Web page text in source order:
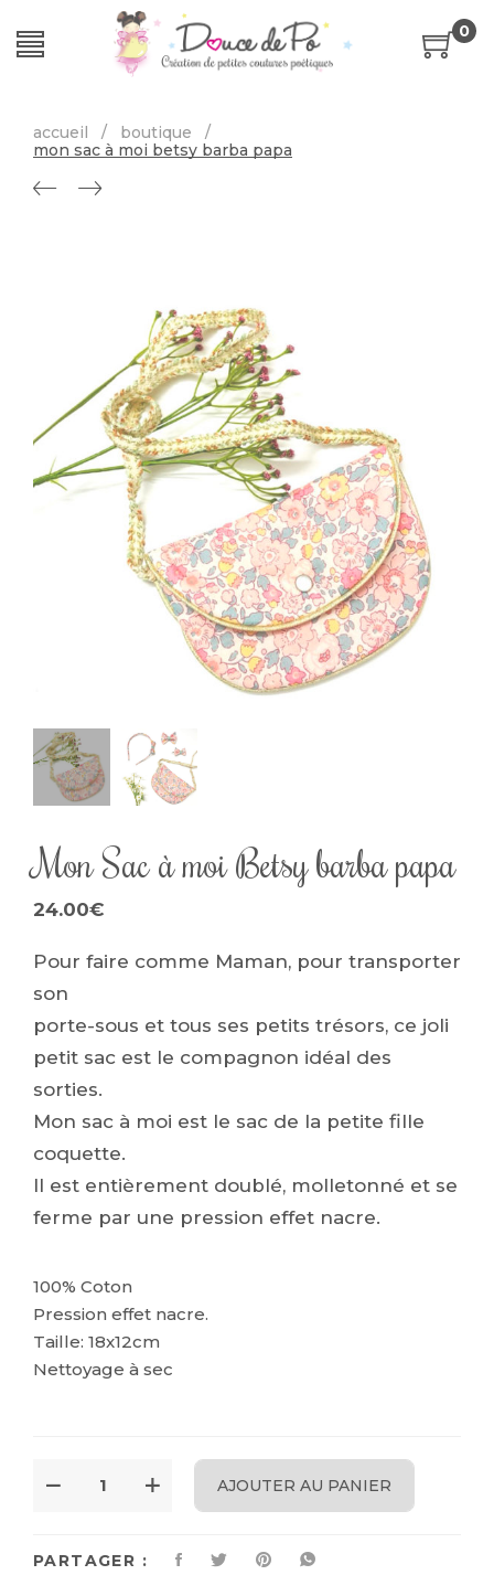
0
accueil / boutique
/
mon sac à moi betsy barba papa
Mon Sac à moi Betsy barba papa
24.00€
Pour faire comme Maman, pour transporter
son
porte-sous et tous ses petits trésors, ce joli
petit sac est le compagnon idéal des
sorties.
Mon sac à moi est le sac de la petite fille
coquette.
Il est entièrement doublé, molletonné et se
ferme par une pression effet nacre.
100% Coton
Pression effet nacre.
Taille: 18x12cm
Nettoyage à sec
AJOUTER AU PANIER
PARTAGER :